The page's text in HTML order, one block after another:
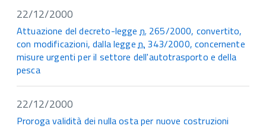
22/12/2000
Attuazione del decreto-leggen. 265/2000, convertito,
con modificazioni, dalla leggen. 343/2000, concernente
misure urgenti per il settore dell'autotrasporto e della
pesca
22/12/2000
Proroga validità dei nulla osta per nuove costruzioni